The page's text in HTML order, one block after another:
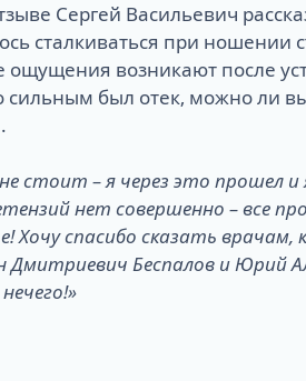
Сергей Васильевич
сталкиваться при ношении
ощущения возникают после
сильным был отек, можно ли
стоит – я через это прошел и
нет совершенно – все
Хочу спасибо сказать
Беспалов и Юрий